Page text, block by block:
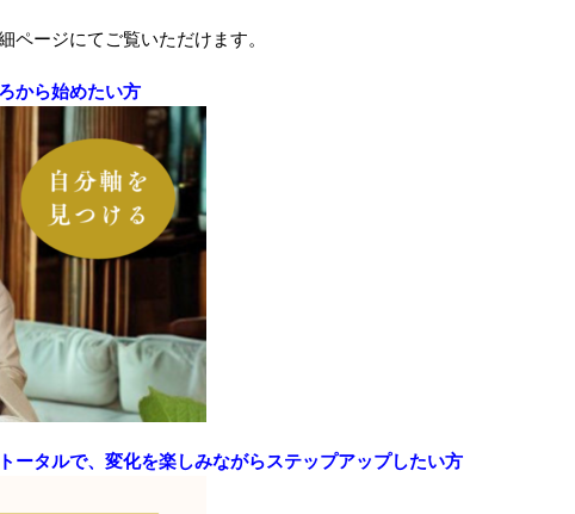
ページにてご覧いただけます。
から始めたい方
ータルで、変化を楽しみながらステップアップしたい方